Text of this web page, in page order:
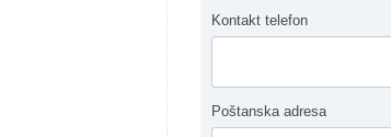
Kontakt telefon
Poštanska adresa